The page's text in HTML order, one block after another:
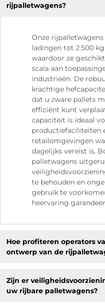
rijpalletwagens?
Onze
ladingen tot 2.500
waardoor ze
scala aan
industrieën. De
krachtige
dat u zware pallets
efficiënt kunt
capaciteit is ideaal
productiefaciliteiten
retailomgevingen
dagelijks vereist is.
palletwagens
te behouden en
gebruik te
heervaring
Hoe profiteren operators
ontwerp van de
Zijn er
uw rijbare palletwagens?